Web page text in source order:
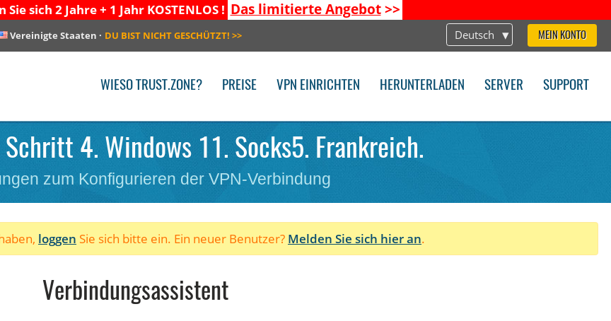
Sie sich 2 Jahre + 1 Jahr KOSTENLOS ! Das limitierte Angebot>>
Deutsch MEIN KONTO
Vereinigte Staaten · DU BIST NICHT GESCHÜTZT! >>
WIESO TRUST.ZONE? PREISE VPN EINRICHTEN HERUNTERLADEN SERVER SUPPORT
4. Windows 11. Socks5. Frankreich.
zum Konfigurieren der VPN-Verbindung
loggen Sie sich bitte ein. Ein neuer Benutzer? Melden Sie sich hier an.
Verbindungsassistent